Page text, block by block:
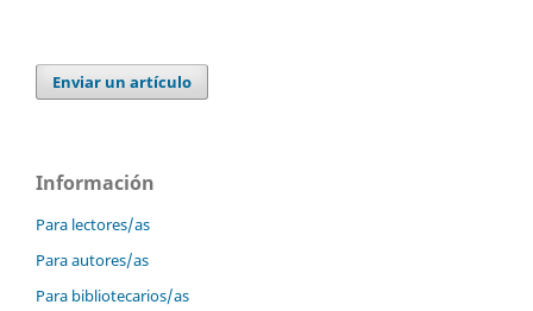
Enviar un artículo
Información
Para lectores/as
Para autores/as
Para bibliotecarios/as